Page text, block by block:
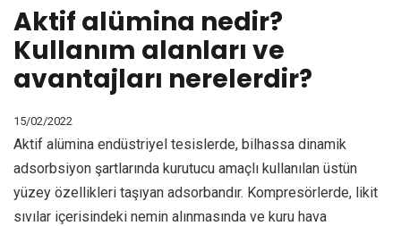
Aktif alümina nedir?
Kullanım alanları ve
avantajları nerelerdir?
15/02/2022
Aktif alümina endüstriyel tesislerde, bilhassa dinamik
adsorbsiyon şartlarında kurutucu amaçlı kullanılan üstün
yüzey özellikleri taşıyan adsorbandır. Kompresörlerde, likit
sıvılar içerisindeki nemin alınmasında ve kuru hava